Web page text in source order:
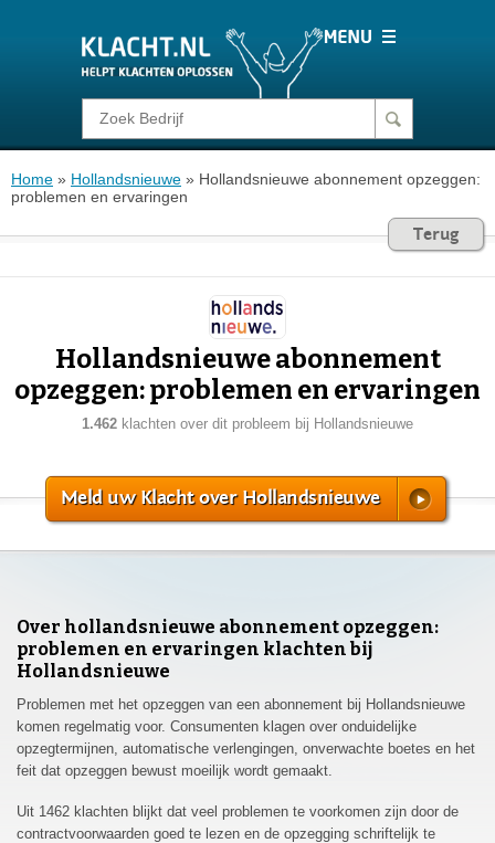
Klacht melden
Consumentenrecht
Voor Bedrijven
Login
Home » Hollandsnieuwe » Hollandsnieuwe abonnement opzeggen:
problemen en ervaringen
Terug
Hollandsnieuwe abonnement
opzeggen: problemen en ervaringen
1.462 klachten over dit probleem bij Hollandsnieuwe
Meld uw Klacht over Hollandsnieuwe
Over hollandsnieuwe abonnement opzeggen:
problemen en ervaringen klachten bij
Hollandsnieuwe
Problemen met het opzeggen van een abonnement bij Hollandsnieuwe
komen regelmatig voor. Consumenten klagen over onduidelijke
opzegtermijnen, automatische verlengingen, onverwachte boetes en het
feit dat opzeggen bewust moeilijk wordt gemaakt.
Uit 1462 klachten blijkt dat veel problemen te voorkomen zijn door de
contractvoorwaarden goed te lezen en de opzegging schriftelijk te